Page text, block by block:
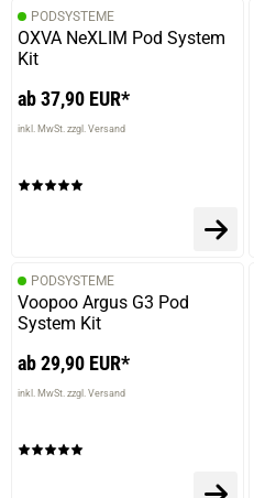
PODSYSTEME
OXVA NeXLIM Pod System
Kit
ab 37,90 EUR*
inkl. MwSt. zzgl. Versand
PODSYSTEME
Voopoo Argus G3 Pod
System Kit
ab 29,90 EUR*
inkl. MwSt. zzgl. Versand